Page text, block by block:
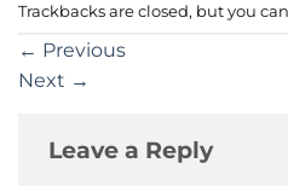
Trackbacks are closed, but you can
← Previous
Next →
Leave a Reply